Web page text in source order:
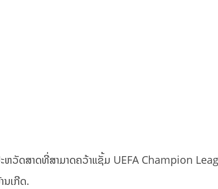
ວັດສາດທີ່ສາມາດຄວ້າແຊັ້ມ UEFA Champion
ນເກີດ.